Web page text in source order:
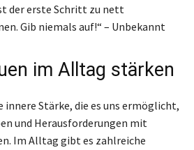
der erste Schritt zu nett
Gib niemals auf!“ – Unbekannt
im Alltag stärken
Stärke, die es uns ermöglicht,
und Herausforderungen mit
Im Alltag gibt es zahlreiche